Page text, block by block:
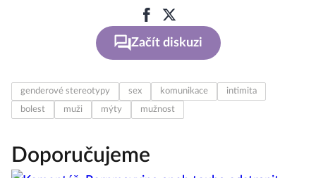
Začít diskuzi
genderové stereotypy sex komunikace
intimita
bolest
muži mýty mužnost
Doporučujeme